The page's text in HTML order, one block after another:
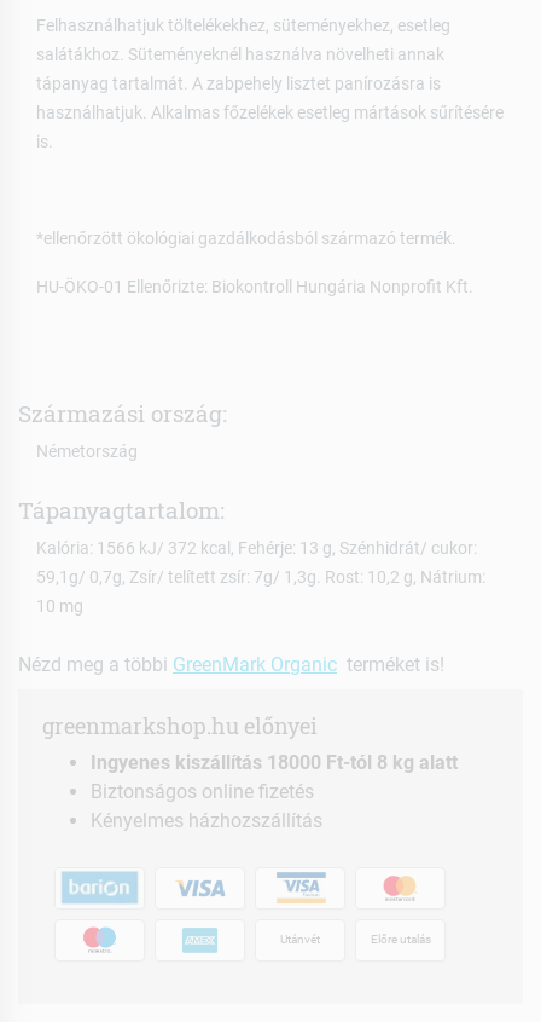
Felhasználhatjuk töltelékekhez, süteményekhez, esetleg
salátákhoz. Süteményeknél használva növelheti annak
tápanyag tartalmát. A zabpehely lisztet panírozásra is
használhatjuk. Alkalmas főzelékek esetleg mártások sűrítésére
is.
*ellenőrzött ökológiai gazdálkodásból származó termék.
HU-ÖKO-01 Ellenőrizte: Biokontroll Hungária Nonprofit Kft.
Származási ország:
Németország
Tápanyagtartalom:
Kalória: 1566 kJ/ 372 kcal, Fehérje: 13 g, Szénhidrát/ cukor:
59,1g/ 0,7g, Zsír/ telített zsír: 7g/ 1,3g. Rost: 10,2 g, Nátrium:
10 mg
Nézd meg a többi GreenMark Organic terméket is!
greenmarkshop.hu előnyei
Ingyenes kiszállítás 18000 Ft-tól 8 kg alatt
Biztonságos online fizetés
Kényelmes házhozszállítás
Utánvét Előre utalás